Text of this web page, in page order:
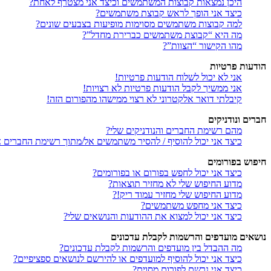
כיצד אני הופך לראש קבוצת משתמשים?
למה קבוצות משתמשים מסוימות מופיעות בצבעים שונים?
מה היא “קבוצת משתמשים כברירת מחדל”?
מהו הקישור “הצוות”?
הודעות פרטיות
אני לא יכול לשלוח הודעות פרטיות!
אני ממשיך לקבל הודעות פרטיות לא רצויות!
קיבלתי דואר אלקטרוני לא רצוי ממישהו מהפורום הזה!
חברים ונודניקים
מהם רשימת החברים והנודניקים שלי?
כיצד אני יכול להוסיף / להסיר משתמשים אל/מתוך רשימת החברים
חיפוש בפורומים
כיצד אני יכול לחפש בפורום או בפורומים?
מדוע החיפוש שלי לא מחזיר תוצאות?
מדוע החיפוש שלי מחזיר עמוד ריק!?
כיצד אני מחפש משתמשים?
כיצד אני יכול למצוא את ההודעות והנושאים שלי?
נושאים מועדפים והרשמות לקבלת עדכונים
מה ההבדל בין מועדפים והרשמות לקבלת עדכונים?
כיצד אני יכול להוסיף למועדפים או להירשם לנושאים ספציפיים?